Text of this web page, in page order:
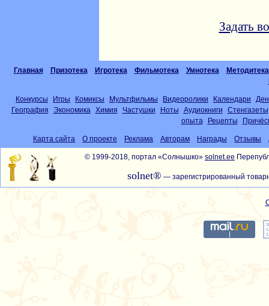
Задать
Главная Призотека Игротека Фильмотека Умнотека
Методитека
Конкурсы Игры Комиксы Мультфильмы Видеоролики Календари
География
Экономика Химия Частушки Ноты Аудиокниги
Стенгазеты
опыта
Рецепты
Карта сайта О проекте Реклама Авторам Награды Отзывы
© 1999-2018, портал «Солнышко» solnet.ee
solnet® — зарегистрированный